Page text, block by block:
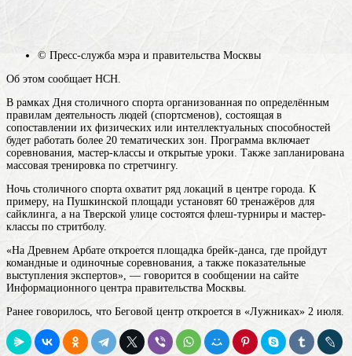
© Пресс-служба мэра и правительства Москвы
Об этом сообщает НСН.
В рамках Дня столичного спорта организованная по определённым
правилам деятельность людей (спортсменов), состоящая в
сопоставлении их физических или интеллектуальных способностей
будет работать более 20 тематических зон. Программа включает
соревнования, мастер-классы и открытые уроки. Также запланирована
массовая тренировка по стретчингу.
Ночь столичного спорта охватит ряд локаций в центре города. К
примеру, на Пушкинской площади установят 60 тренажёров для
сайклинга, а на Тверской улице состоятся флеш-турниры и мастер-
классы по стритболу.
«На Древнем Арбате откроется площадка брейк-данса, где пройдут
командные и одиночные соревнования, а также показательные
выступления экспертов», — говорится в сообщении на сайте
Информационного центра правительства Москвы.
Ранее говорилось, что Беговой центр откроется в «Лужниках» 2 июля.